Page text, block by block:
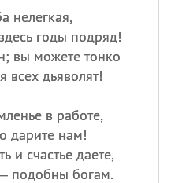
нелегкая,
годы подряд!
вы можете тонко
всех дьяволят!
в работе,
дарите нам!
и счастье даете,
подобны богам.